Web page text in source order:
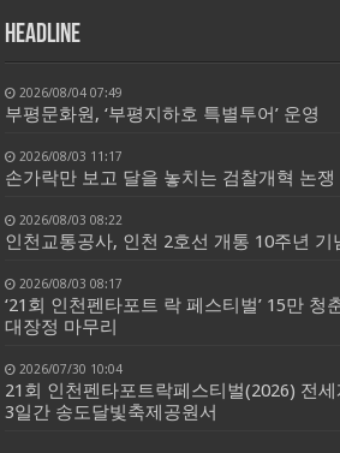
HEADLINE
2026/08/04 07:49
부평문화원, ‘부평지하호 특별투어’ 운영
2026/08/03 11:17
손가락만 보고 달을 놓치는 검찰개혁 논쟁
2026/08/03 08:22
인천교통공사, 인천 2호선 개통 10주년 기
2026/08/03 08:17
‘21회 인천펜타포트 락 페스티벌’ 15만 청
대장정 마무리
2026/07/30 10:04
21회 인천펜타포트락페스티벌(2026) 전
3일간 송도달빛축제공원서